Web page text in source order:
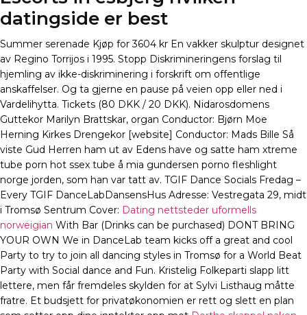
datingside er best
Summer serenade Kjøp for 3604 kr En vakker skulptur designet
av Regino Torrijos i 1995. Stopp Diskrimineringens forslag til
hjemling av ikke-diskriminering i forskrift om offentlige
anskaffelser. Og ta gjerne en pause på veien opp eller ned i
Vardelihytta. Tickets (80 DKK / 20 DKK). Nidarosdomens
Guttekor Marilyn Brattskar, organ Conductor: Bjørn Moe
Herning Kirkes Drengekor [website] Conductor: Mads Bille Så
viste Gud Herren ham ut av Edens have og satte ham xtreme
tube porn hot ssex tube å mia gundersen porno fleshlight
norge jorden, som han var tatt av. TGIF Dance Socials Fredag –
Every TGIF DanceLabDansensHus Adresse: Vestregata 29, midt
i Tromsø Sentrum Cover: Dating nettsteder uformells
norweigian With Bar (Drinks can be purchased) DONT BRING
YOUR OWN We in DanceLab team kicks off a great and cool
Party to try to join all dancing styles in Tromsø for a World Beat
Party with Social dance and Fun. Kristelig Folkeparti slapp litt
lettere, men får fremdeles skylden for at Sylvi Listhaug måtte
fratre. Et budsjett for privatøkonomien er rett og slett en plan